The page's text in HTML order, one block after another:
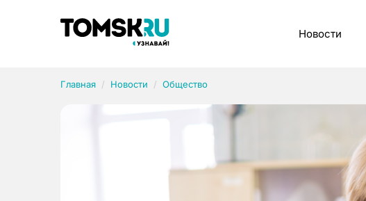
Новости
Главная Новости Общество
Рубрики